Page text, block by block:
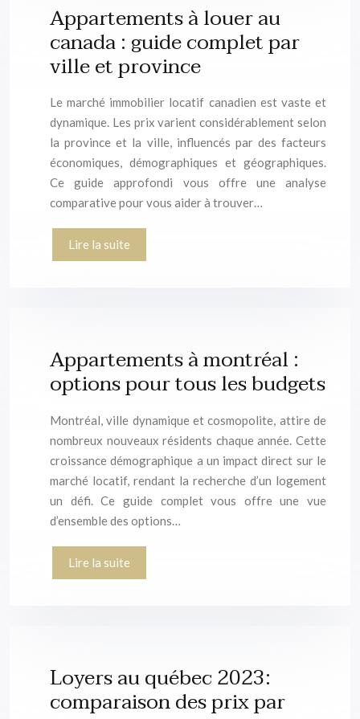
Appartements à louer au
canada : guide complet par
ville et province
Le marché immobilier locatif canadien est vaste et
dynamique. Les prix varient considérablement selon
la province et la ville, influencés par des facteurs
économiques, démographiques et géographiques.
Ce guide approfondi vous offre une analyse
comparative pour vous aider à trouver…
Lire la suite
Appartements à montréal :
options pour tous les budgets
Montréal, ville dynamique et cosmopolite, attire de
nombreux nouveaux résidents chaque année. Cette
croissance démographique a un impact direct sur le
marché locatif, rendant la recherche d’un logement
un défi. Ce guide complet vous offre une vue
d’ensemble des options…
Lire la suite
Loyers au québec 2023:
comparaison des prix par